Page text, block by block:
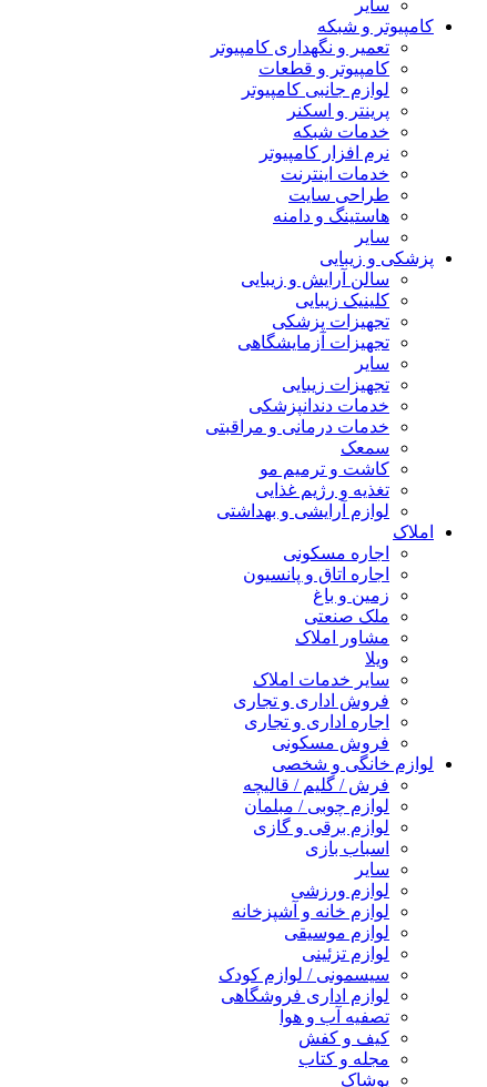
سایر
کامپیوتر و شبکه
تعمیر و نگهداری کامپیوتر
کامپیوتر و قطعات
لوازم جانبی کامپیوتر
پرینتر و اسکنر
خدمات شبکه
نرم افزار کامپیوتر
خدمات اینترنت
طراحی سایت
هاستینگ و دامنه
سایر
پزشکی و زیبایی
سالن آرایش و زیبایی
کلینیک زیبایی
تجهیزات پزشکی
تجهیزات آزمایشگاهی
سایر
تجهیزات زیبایی
خدمات دندانپزشکی
خدمات درمانی و مراقبتی
سمعک
کاشت و ترمیم مو
تغذیه و رژیم غذایی
لوازم آرایشی و بهداشتی
املاک
اجاره مسکونی
اجاره اتاق و پانسیون
زمین و باغ
ملک صنعتی
مشاور املاک
ویلا
سایر خدمات املاک
فروش اداری و تجاری
اجاره اداری و تجاری
فروش مسکونی
لوازم خانگی و شخصی
فرش / گلیم / قالیچه
لوازم چوبی / مبلمان
لوازم برقی و گازی
اسباب بازی
سایر
لوازم ورزشی
لوازم خانه و آشپزخانه
لوازم موسیقی
لوازم تزئینی
سیسمونی / لوازم کودک
لوازم اداری فروشگاهی
تصفیه آب و هوا
کیف و کفش
مجله و کتاب
پوشاک